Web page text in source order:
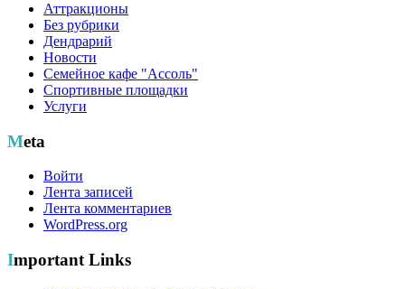
Аттракционы
Без рубрики
Дендрарий
Новости
Семейное кафе "Ассоль"
Спортивные площадки
Услуги
Meta
Войти
Лента записей
Лента комментариев
WordPress.org
Important Links